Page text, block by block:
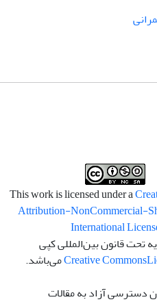
Attribution-NonCommercial-
International
تحت قانون بین‌المللی کپی
Creative Commonsمی‌باشد.